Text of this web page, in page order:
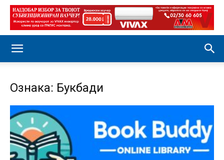
Ознака: Букбади